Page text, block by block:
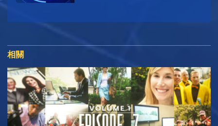
相關